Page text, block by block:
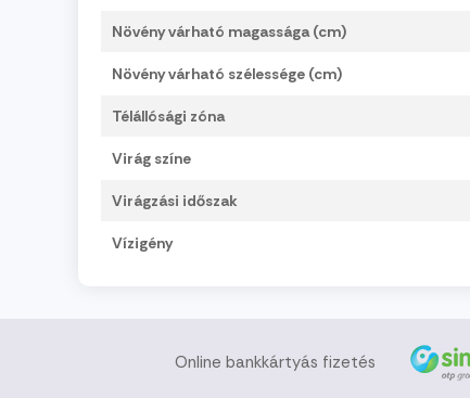
Növény várható magassága (cm)
Növény várható szélessége (cm)
Télállósági zóna
Virág színe
Virágzási időszak
Vízigény
Online bankkártyás fizetés